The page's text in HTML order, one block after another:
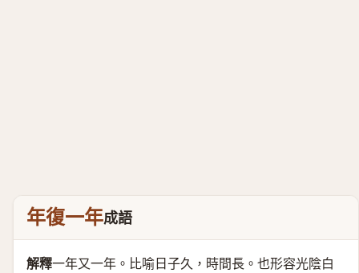
年復一年成語
解釋一年又一年。比喻日子久，時間長。也形容光陰白